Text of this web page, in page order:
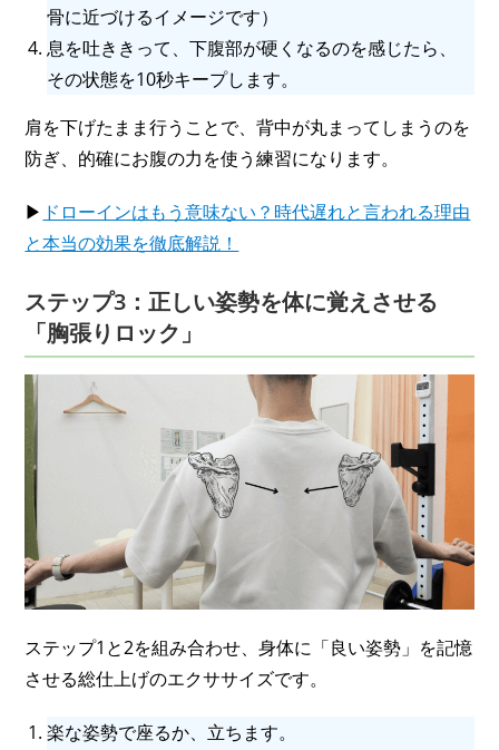
骨に近づけるイメージです）
息を吐ききって、下腹部が硬くなるのを感じたら、
その状態を10秒キープします。
肩を下げたまま行うことで、背中が丸まってしまうのを
防ぎ、的確にお腹の力を使う練習になります。
▶ ドローインはもう意味ない？時代遅れと言われる理由
と本当の効果を徹底解説！
ステップ3：正しい姿勢を体に覚えさせる
「胸張りロック」
ステップ1と2を組み合わせ、身体に「良い姿勢」を記憶
させる総仕上げのエクササイズです。
楽な姿勢で座るか、立ちます。